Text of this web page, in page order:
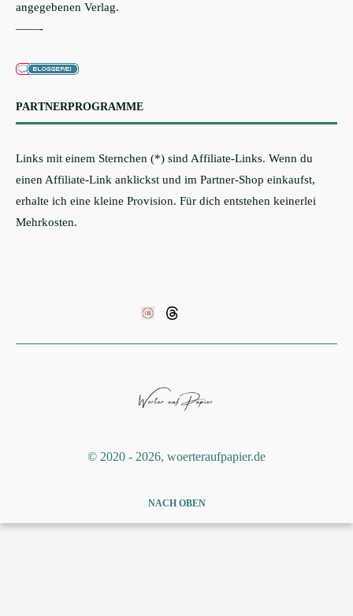
angegebenen Verlag.
——-
PARTNERPROGRAMME
Links mit einem Sternchen (*) sind Affiliate-Links. Wenn du
einen Affiliate-Link anklickst und im Partner-Shop einkaufst,
erhalte ich eine kleine Provision. Für dich entstehen keinerlei
Mehrkosten.
©️ 2020 - 2026, woerteraufpapier.de
NACH OBEN